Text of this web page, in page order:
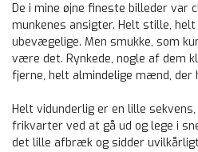
De i mine øjne fineste billeder var
munkenes ansigter. Helt stille,
ubevægelige. Men smukke, som
være det. Rynkede, nogle af dem
fjerne, helt almindelige mænd, der
Helt vidunderlig er en lille
frikvarter ved at gå ud og lege i
det lille afbræk og sidder